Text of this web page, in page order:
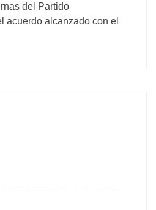
del Partido
acuerdo alcanzado con el